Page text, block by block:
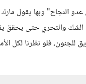
النجاح" وبها يقول
والتحري حتى يحقق
للجنون، فلو نظرنا لكل